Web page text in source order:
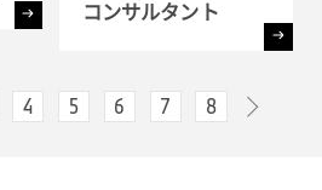
コンサルタント
4 5 6 7 8